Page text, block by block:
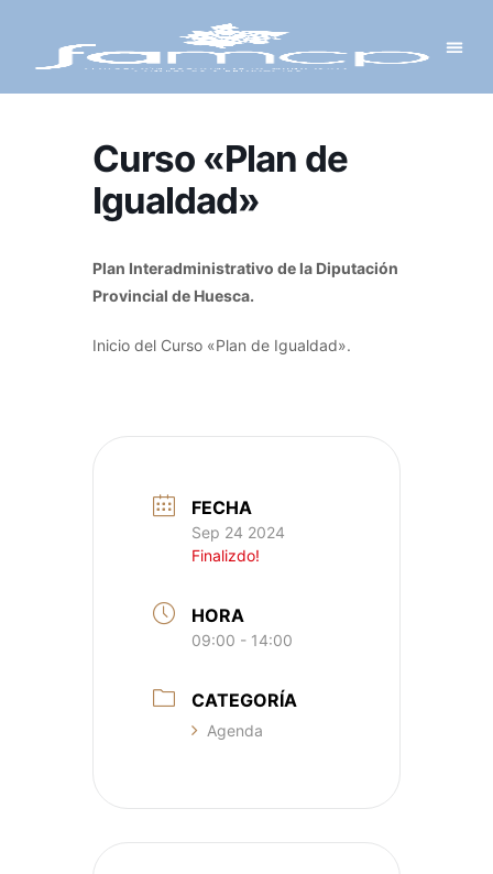
Curso «Plan de
Igualdad»
Plan Interadministrativo de la Diputación
Provincial de Huesca.
Inicio del Curso «Plan de Igualdad».
FECHA
Sep 24 2024
Finalizdo!
HORA
09:00 - 14:00
CATEGORÍA
Agenda